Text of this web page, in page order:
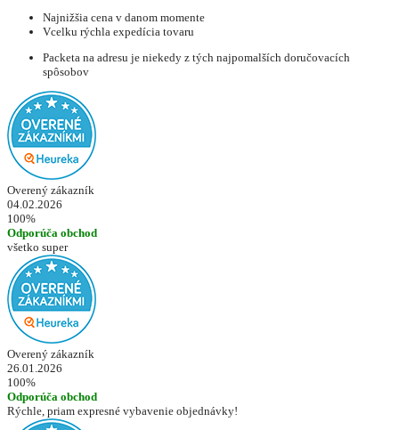
Najnižšia cena v danom momente
Vcelku rýchla expedícia tovaru
Packeta na adresu je niekedy z tých najpomalších doručovacích
spôsobov
Overený zákazník
04.02.2026
100%
Odporúča obchod
všetko super
Overený zákazník
26.01.2026
100%
Odporúča obchod
Rýchle, priam expresné vybavenie objednávky!